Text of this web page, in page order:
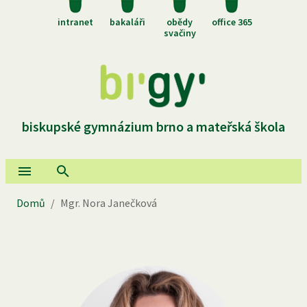
intranet bakaláři
obědy
svačiny
office 365
biskupské gymnázium brno a mateřská škola
Domů / Mgr. Nora Janečková